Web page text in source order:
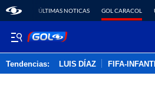
ÚLTIMAS NOTICAS GOL CARACOL
Tendencias: LUIS DÍAZ FIFA-